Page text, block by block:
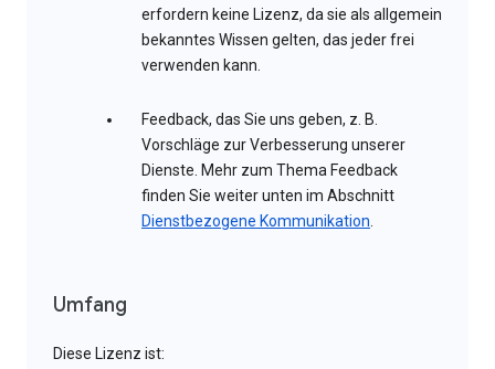
erfordern keine Lizenz, da sie als allgemein
bekanntes Wissen gelten, das jeder frei
verwenden kann.
Feedback, das Sie uns geben, z. B.
Vorschläge zur Verbesserung unserer
Dienste. Mehr zum Thema Feedback
finden Sie weiter unten im Abschnitt
Dienstbezogene Kommunikation.
Umfang
Diese Lizenz ist: